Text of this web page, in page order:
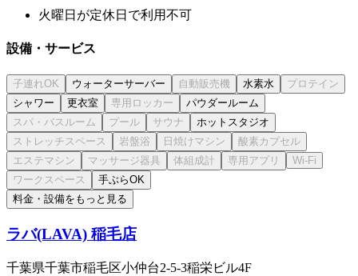
火曜日が定休日で利用不可
設備・サービス
ウォーターサーバー
水素水
シャワー
更衣室
パウダールーム
ホットスタジオ
手ぶらOK
料金・設備をもっと見る
ラバ(LAVA) 稲毛店
千葉県千葉市稲毛区小仲台2-5-3稲栄ビル4F